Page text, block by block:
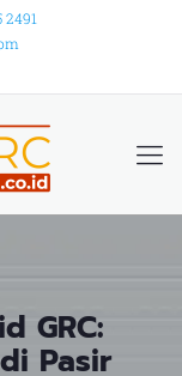
2491
GRC:
Pasir